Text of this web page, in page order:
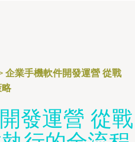
企業手機軟件開發運營 從戰
略
發運營 從戰